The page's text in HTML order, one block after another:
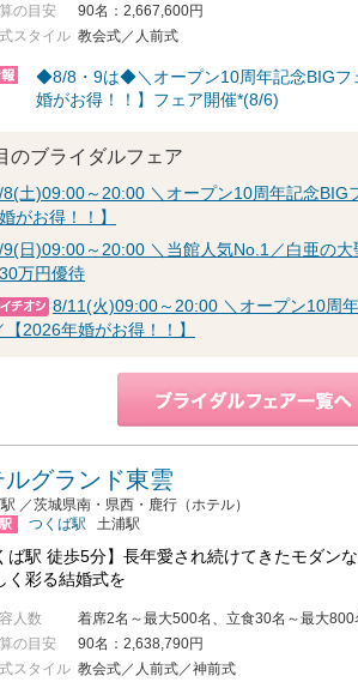
の目安
90名：2,667,600円
式スタイル 教会式／人前式
◆8/8・9は◆＼オープン10周年記念BIGフ
婚がお得！！】フェア開催*(8/6)
のブライダルフェア
8(土)09:00～20:00 ＼オープン10周年記念BIG
がお得！！】
9(日)09:00～20:00 ＼当館人気No.1／白亜の大
万円優待
8/11(火)09:00～20:00 ＼オープン10周
【2026年婚がお得！！】
ルグランド東雲
／茨城県南・県西・鹿行（ホテル）
つくば駅 土浦駅
ば駅 徒歩5分】長年愛され続けてきたモダン
く彩る結婚式を
人数
着席2名～最大500名、立食30名～最大800
の目安
90名：2,638,790円
式スタイル 教会式／人前式／神前式